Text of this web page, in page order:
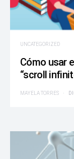
UNCATEGORIZED
Cómo usar
“scroll
MAYELA TORRES